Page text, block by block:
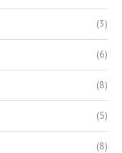
(3)
(6)
(8)
(5)
(8)